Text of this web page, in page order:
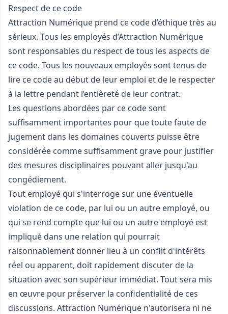
Respect de ce code
Attraction Numérique prend ce code d’éthique très au
sérieux. Tous les employés d’Attraction Numérique
sont responsables du respect de tous les aspects de
ce code. Tous les nouveaux employés sont tenus de
lire ce code au début de leur emploi et de le respecter
à la lettre pendant l’entièreté de leur contrat.
Les questions abordées par ce code sont
suffisamment importantes pour que toute faute de
jugement dans les domaines couverts puisse être
considérée comme suffisamment grave pour justifier
des mesures disciplinaires pouvant aller jusqu'au
congédiement.
Tout employé qui s'interroge sur une éventuelle
violation de ce code, par lui ou un autre employé, ou
qui se rend compte que lui ou un autre employé est
impliqué dans une relation qui pourrait
raisonnablement donner lieu à un conflit d'intérêts
réel ou apparent, doit rapidement discuter de la
situation avec son supérieur immédiat. Tout sera mis
en œuvre pour préserver la confidentialité de ces
discussions. Attraction Numérique n'autorisera ni ne